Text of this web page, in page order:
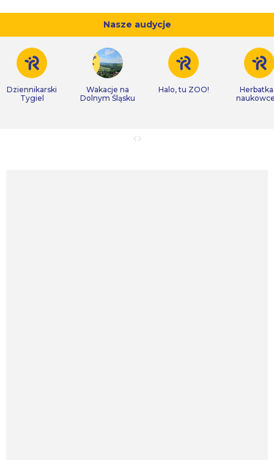
Nasze audycje
Dziennikarski
Tygiel
Wakacje na
Dolnym Śląsku
Halo, tu ZOO!